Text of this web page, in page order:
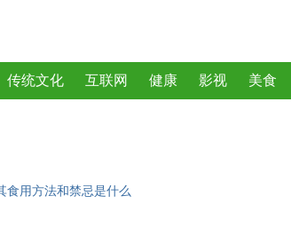
传统文化 互联网 健康 影视 美食
食用方法和禁忌是什么